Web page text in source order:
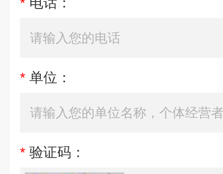
* 单位：
* 验证码：